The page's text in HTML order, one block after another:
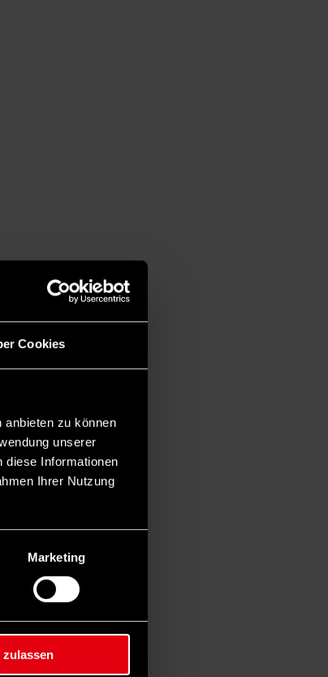
Cookies
anbieten zu können
unserer
diese Informationen
Ihrer Nutzung
Marketing
zulassen